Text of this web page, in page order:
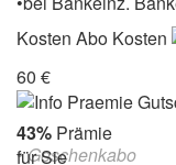
Kosten Abo Kosten
60 €
43% Prämie
für Sie
• Geschenkabo